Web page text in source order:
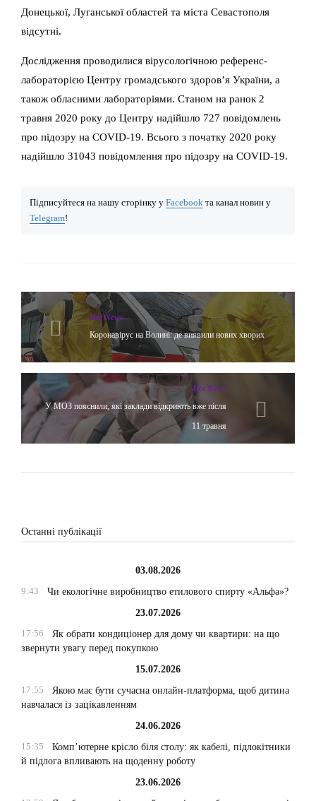
Донецької, Луганської областей та міста Севастополя
відсутні.
Дослідження проводилися вірусологічною референс-
лабораторією Центру громадського здоров’я України, а
також обласними лабораторіями. Станом на ранок 2
травня 2020 року до Центру надійшло 727 повідомлень
про підозру на COVID-19. Всього з початку 2020 року
надійшло 31043 повідомлення про підозру на COVID-19.
Підписуйтеся на нашу сторінку у Facebook та канал новин у
Telegram!
Hot News
Коронавірус на Волині: де виявили нових хворих
Hot News
У МОЗ пояснили, які заклади відкриють вже після
11 травня
Останні публікації
03.08.2026
9:43
Чи екологічне виробництво етилового спирту «Альфа»?
23.07.2026
17:56
Як обрати кондиціонер для дому чи квартири: на що
звернути увагу перед покупкою
15.07.2026
17:55
Якою має бути сучасна онлайн-платформа, щоб дитина
навчалася із зацікавленням
24.06.2026
15:35
Комп’ютерне крісло біля столу: як кабелі, підлокітники
й підлога впливають на щоденну роботу
23.06.2026